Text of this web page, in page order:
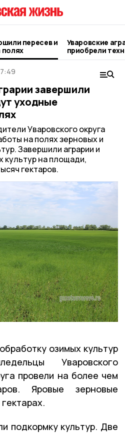
пересев и
полях
Уваровские
приобрели
миллионов
завершили
уходные
Уваровского округа
на полях зерновых и
Завершили аграрии и
культур на площади,
гектаров.
озимых культур
Уваровского
провели на более чем
Яровые зерновые
подкормку культур. Две